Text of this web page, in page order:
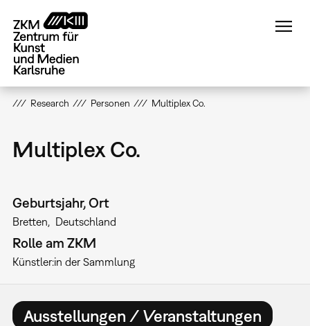
zum
Inhalt
Research Personen Multiplex Co.
Multiplex Co.
Geburtsjahr, Ort
Bretten Deutschland
Rolle am ZKM
Künstler:in der Sammlung
Ausstellungen / Veranstaltungen